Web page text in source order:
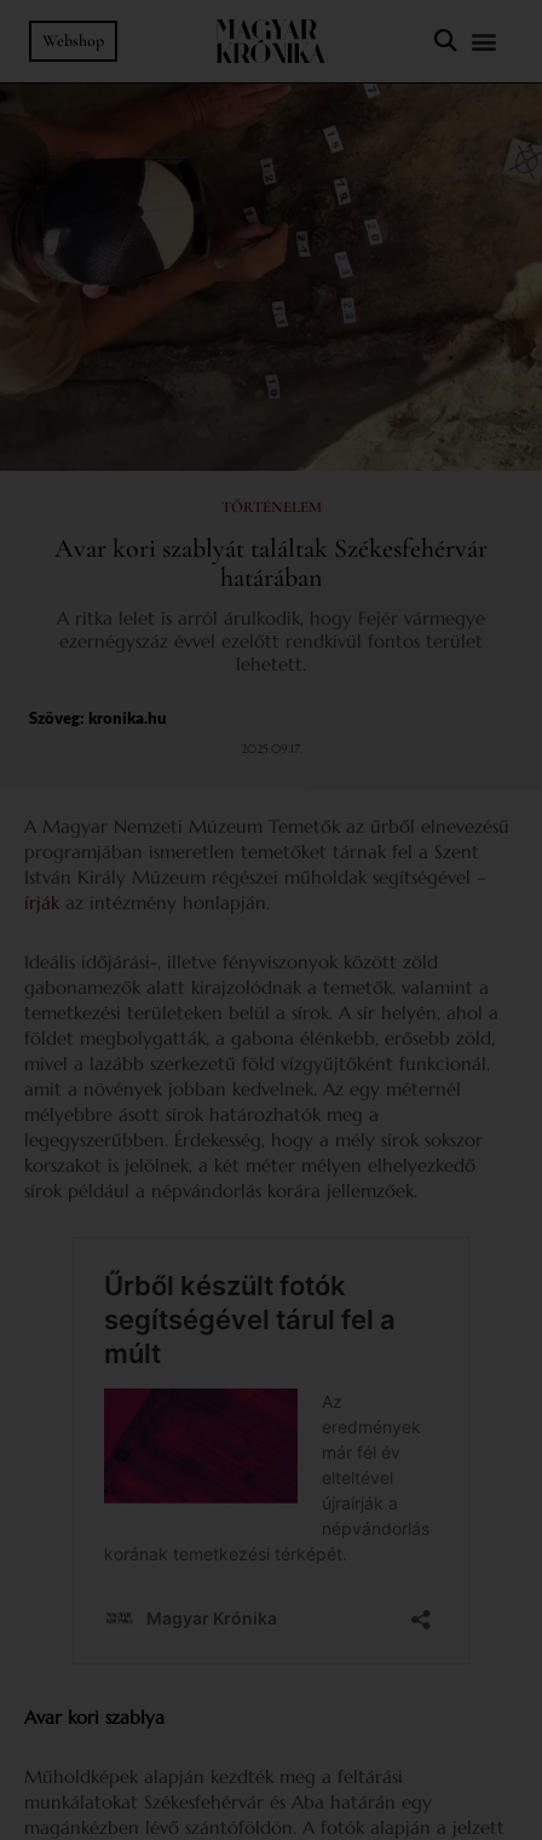
Webshop
TÖRTÉNELEM
Avar kori szablyát találtak Székesfehérvár
határában
A ritka lelet is arról árulkodik, hogy Fejér vármegye
ezernégyszáz évvel ezelőtt rendkívül fontos terület
lehetett.
Szöveg: kronika.hu
2025.09.17.
A Magyar Nemzeti Múzeum Temetők az űrből elnevezésű
programjában ismeretlen temetőket tárnak fel a Szent
István Király Múzeum régészei műholdak segítségével –
írják az intézmény honlapján.
Ideális időjárási-, illetve fényviszonyok között zöld
gabonamezők alatt kirajzolódnak a temetők, valamint a
temetkezési területeken belül a sírok. A sír helyén, ahol a
földet megbolygatták, a gabona élénkebb, erősebb zöld,
mivel a lazább szerkezetű föld vízgyűjtőként funkcionál,
amit a növények jobban kedvelnek. Az egy méternél
mélyebbre ásott sírok határozhatók meg a
legegyszerűbben. Érdekesség, hogy a mély sírok sokszor
korszakot is jelölnek, a két méter mélyen elhelyezkedő
sírok például a népvándorlás korára jellemzőek.
Avar kori szablya
Műholdképek alapján kezdték meg a feltárási
munkálatokat Székesfehérvár és Aba határán egy
magánkézben lévő szántóföldön. A fotók alapján a jelzett